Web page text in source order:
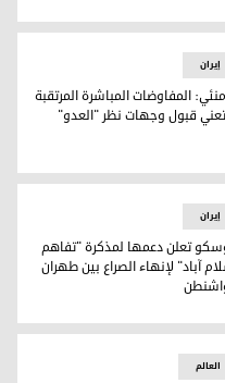
بدخول المواقع
لا تعني قبول وجهات
إيران
المفاوضات المباشرة المرتقبة
قبول وجهات نظر "العدو"
إسلام آباد" لإنهاء
إيران
تعلن دعمها لمذكرة "تفاهم
آباد" لإنهاء الصراع بين طهران
العالم